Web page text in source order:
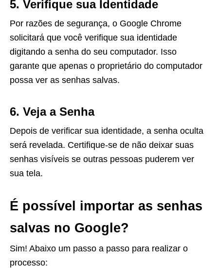
5. Verifique sua Identidade
Por razões de segurança, o Google Chrome
solicitará que você verifique sua identidade
digitando a senha do seu computador. Isso
garante que apenas o proprietário do computador
possa ver as senhas salvas.
6. Veja a Senha
Depois de verificar sua identidade, a senha oculta
será revelada. Certifique-se de não deixar suas
senhas visíveis se outras pessoas puderem ver
sua tela.
É possível importar as senhas
salvas no Google?
Sim! Abaixo um passo a passo para realizar o
processo: